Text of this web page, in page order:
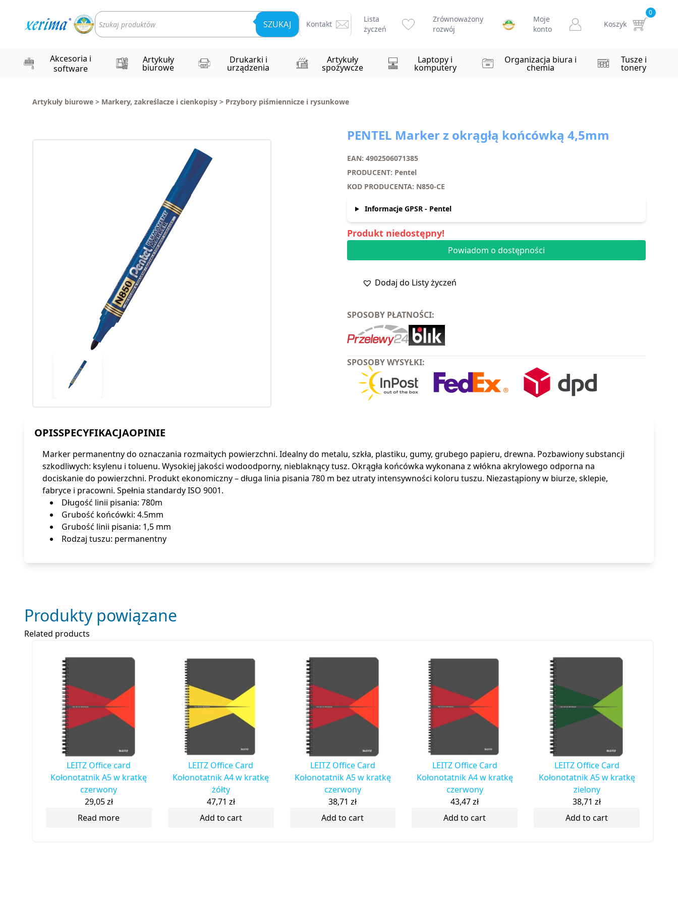
Wyszukiwarka
produktów SZUKAJ Kontakt
Lista
życzeń
Zrównoważony
rozwój
Moje
konto
Koszyk
0
Akcesoria i
software
Artykuły
biurowe
Drukarki i
urządzenia
Artykuły
spożywcze
Laptopy i
komputery
Organizacja biura i
chemia
Tusze i
tonery
Artykuły biurowe > Markery, zakreślacze i cienkopisy > Przybory piśmiennicze i rysunkowe
PENTEL Marker z okrągłą końcówką 4,5mm
EAN: 4902506071385
PRODUCENT: Pentel
KOD PRODUCENTA: N850-CE
Informacje GPSR - Pentel
Produkt niedostępny!
Powiadom o dostępności
Dodaj do Listy życzeń
SPOSOBY PŁATNOŚCI:
SPOSOBY WYSYŁKI:
OPISSPECYFIKACJAOPINIE
Marker permanentny do oznaczania rozmaitych powierzchni. Idealny do metalu, szkła, plastiku, gumy, grubego papieru, drewna. Pozbawiony substancji
szkodliwych: ksylenu i toluenu. Wysokiej jakości wodoodporny, nieblaknący tusz. Okrągła końcówka wykonana z włókna akrylowego odporna na
dociskanie do powierzchni. Produkt ekonomiczny – długa linia pisania 780 m bez utraty intensywności koloru tuszu. Niezastąpiony w biurze, sklepie,
fabryce i pracowni. Spełnia standardy ISO 9001.
Długość linii pisania: 780m
Grubość końcówki: 4.5mm
Grubość linii pisania: 1,5 mm
Rodzaj tuszu: permanentny
Produkty powiązane
Related products
LEITZ Office card
Kołonotatnik A5 w kratkę
czerwony
29,05zł
Read more
LEITZ Office Card
Kołonotatnik A4 w kratkę
żółty
47,71 zł
Add to cart
LEITZ Office Card
Kołonotatnik A5 w kratkę
czerwony
38,71zł
Add to cart
LEITZ Office Card
Kołonotatnik A4 w kratkę
czerwony
43,47zł
Add to cart
LEITZ Office Card
Kołonotatnik A5 w kratkę
zielony
38,71zł
Add to cart